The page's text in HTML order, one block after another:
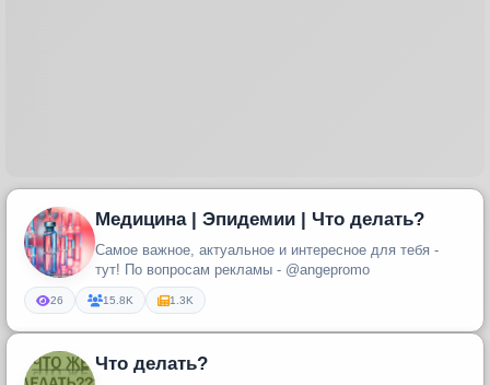
Медицина | Эпидемии | Что делать?
Самое важное, актуальное и интересное для тебя -
тут! По вопросам рекламы - @angepromo
26 15.8K 1.3K
Что делать?